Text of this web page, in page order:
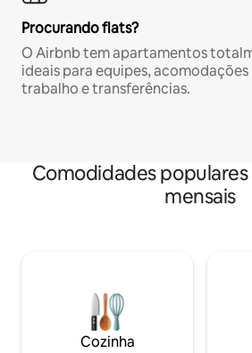
Procurando flats?
O Airbnb tem apartamentos
ideais para equipes, acomodações
trabalho e transferências.
Comodidades
mensais
Cozinha